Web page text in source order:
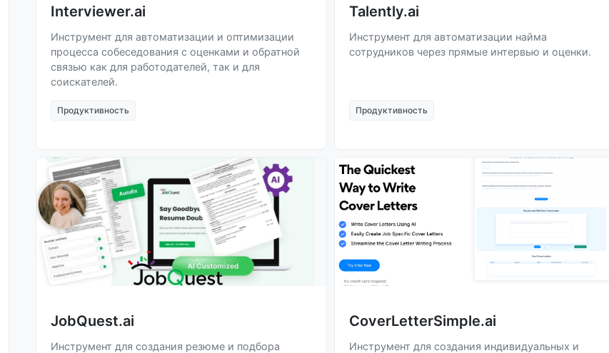
Interviewer.ai
Инструмент для автоматизации и оптимизации
процесса собеседования с оценками и обратной
связью как для работодателей, так и для
соискателей.
Продуктивность
Talently.ai
Инструмент для автоматизации найма
сотрудников через прямые интервью и оценки.
Продуктивность
JobQuest.ai
Инструмент для создания резюме и подбора
CoverLetterSimple.ai
Инструмент для создания индивидуальных и